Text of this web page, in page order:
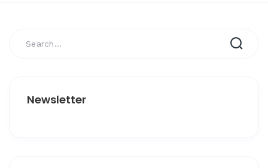
Newsletter